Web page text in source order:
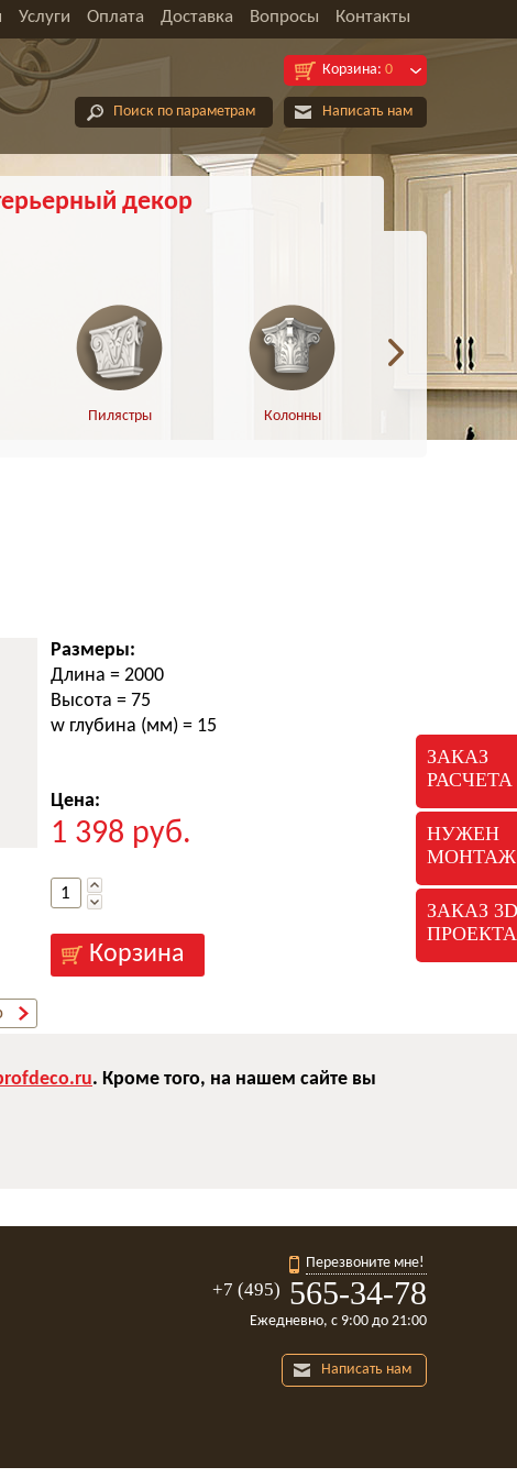
ЗАКАЗ
РАСЧЕТА
НУЖЕН
МОНТАЖ
ЗАКАЗ 3D
ПРОЕКТА
Услуги Оплата Доставка Вопросы Контакты
Корзина: 0
Написать нам
Поиск по параметрам
декор
Пилястры Колонны
Размеры:
Длина = 2000
Высота = 75
w глубина (мм)= 15
Цена:
1 398 руб.
. Кроме того, на нашем сайте вы
Перезвоните мне!
+7 (495) 565-34-78
Ежедневно, с 9:00 до 21:00
Написать нам